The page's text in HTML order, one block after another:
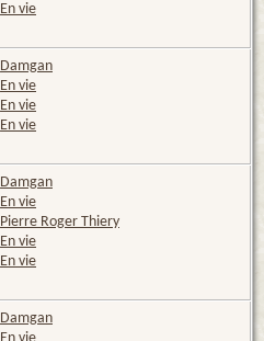
En vie
Damgan
En vie
En vie
En vie
Damgan
En vie
Pierre Roger Thiery
En vie
En vie
Damgan